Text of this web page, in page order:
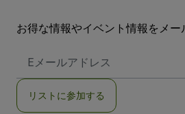
お得な情報やイベント情報をメー
メ
ア
リストに参加する